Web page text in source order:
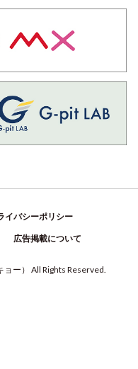
イバシーポリシー
広告掲載について
ョー ） All Rights Reserved.